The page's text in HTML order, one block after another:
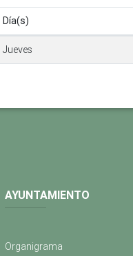
Día(s)
Jueves
AYUNTAMIENTO
Organigrama